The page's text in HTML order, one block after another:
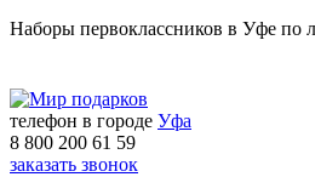
Наборы первоклассников в Уфе по
телефон в городе Уфа
8 800 200 61 59
заказать звонок